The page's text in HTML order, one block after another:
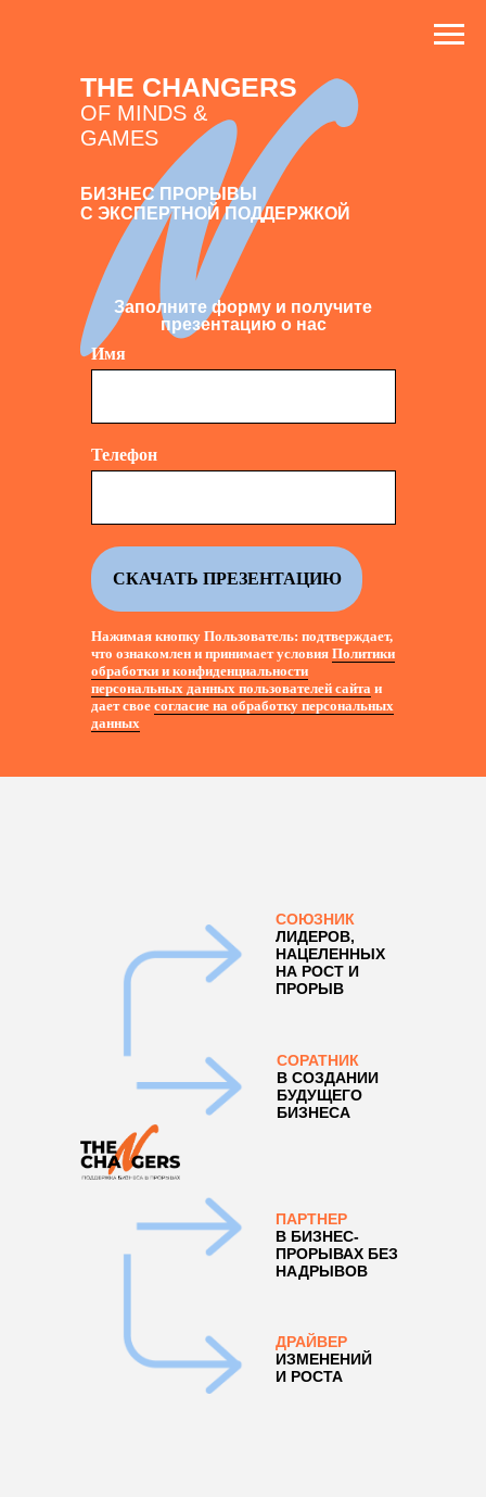
THE CHANGERS
БИЗНЕС ПРОРЫВЫ
С ЭКСПЕРТНОЙ ПОДДЕРЖКОЙ
OF MINDS &
GAMES
Заполните форму и получите
презентацию о нас
Имя
Телефон
СКАЧАТЬ ПРЕЗЕНТАЦИЮ
Нажимая кнопку Пользователь: подтверждает,
что ознакомлен и принимает условия Политики
обработки и конфиденциальности
персональных данных пользователей сайта и
дает свое согласие на обработку персональных
данных
СОЮЗНИК
ЛИДЕРОВ,
НАЦЕЛЕННЫХ
НА РОСТ И
ПРОРЫВ
СОРАТНИК
В СОЗДАНИИ
БУДУЩЕГО
БИЗНЕСА
ПАРТНЕР
В БИЗНЕС-
ПРОРЫВАХ БЕЗ
НАДРЫВОВ
ДРАЙВЕР
ИЗМЕНЕНИЙ
И РОСТА